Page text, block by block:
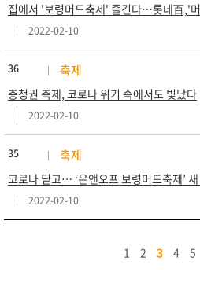
집에서 '보령머드축제' 즐긴다…롯데百,'
2022-02-10
36 축제
충청권 축제, 코로나 위기 속에서도 빛났다
2022-02-10
35 축제
코로나 딛고… ‘온앤오프 보령머드축제’ 새
2022-02-10
1 2 3 4 5